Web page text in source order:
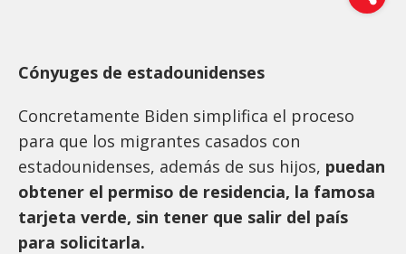
Cónyuges de estadounidenses
Concretamente Biden simplifica el proceso
para que los migrantes casados con
estadounidenses, además de sus hijos, puedan
obtener el permiso de residencia, la famosa
tarjeta verde, sin tener que salir del país
para solicitarla.